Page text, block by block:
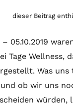
dieser Beitrag
– 05.10.2019
Tage Wellness,
Was uns
ob wir uns
würden,